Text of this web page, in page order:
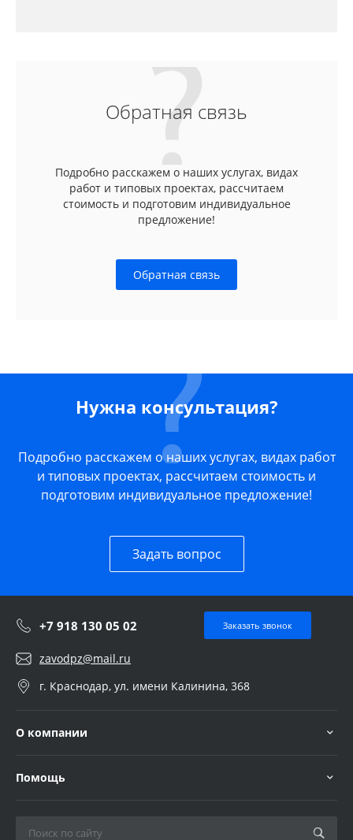
Обратная связь
Подробно расскажем о наших услугах, видах
работ и типовых проектах, рассчитаем
стоимость и подготовим индивидуальное
предложение!
Обратная связь
Нужна консультация?
Подробно расскажем о наших услугах, видах работ
и типовых проектах, рассчитаем стоимость и
подготовим индивидуальное предложение!
Задать вопрос
+7 918 130 05 02 Заказать звонок
zavodpz@mail.ru
г. Краснодар, ул. имени Калинина, 368
О компании
Помощь